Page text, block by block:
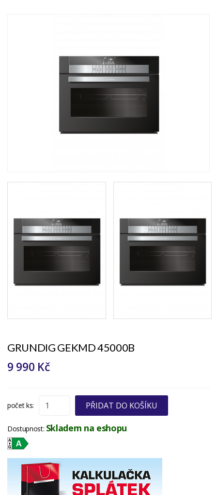
GRUNDIG GEKMD 45000B
9 990 Kč
počet ks: PŘIDAT DO KOŠÍKU
Dostupnost: Skladem na eshopu